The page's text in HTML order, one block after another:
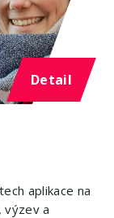
Detail
aplikace na
výzev a